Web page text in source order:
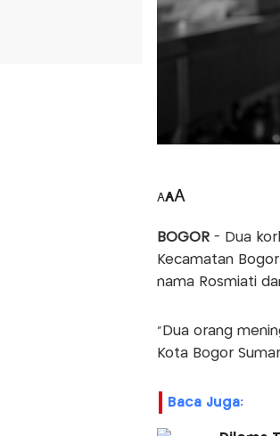
AAA
BOGOR- Dua
Kecamatan
nama Rosmiati
"Dua orang
Kota Bogor
Baca Juga: